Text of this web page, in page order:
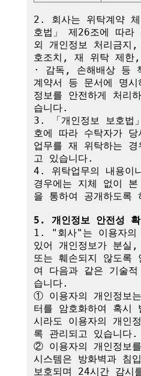
2. 회사는 위탁계약
호법」 제26조에 따라
외 개인정보 처리금
호조치, 재 위탁 제한
· 감독, 손해배상 등
계약서 등 문서에 명
정보를 안전하게 처리
습니다.
3. 「개인정보 보호법
호에 따라 수탁자가 당
업무를 재 위탁하는
고 있습니다.
4. 위탁업무의 내용이
경우에는 지체 없이 본
을 통하여 공개하도록
5. 개인정보 안전성
1. "회사"는 이용자의
있어 개인정보가 분
또는 훼손되지 않도록
여 다음과 같은 기술
습니다.
① 이용자의 개인정보
터를 암호화하여 혹시
시라도 이용자의 개인
록 관리되고 있습니다.
② 이용자의 개인정보
시스템은 방화벽과 침
보호되며 24시간 감시